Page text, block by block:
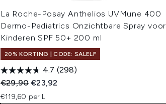
La Roche-Posay Anthelios UVMune 400
Dermo-Pediatrics Onzichtbare Spray voor
Kinderen SPF 50+ 200 ml
20% KORTING | CODE: SALELF
4.7 (298)
Recommended Retail Price:
€29,90Huidige prijs:
€23,92
€119,60 per L